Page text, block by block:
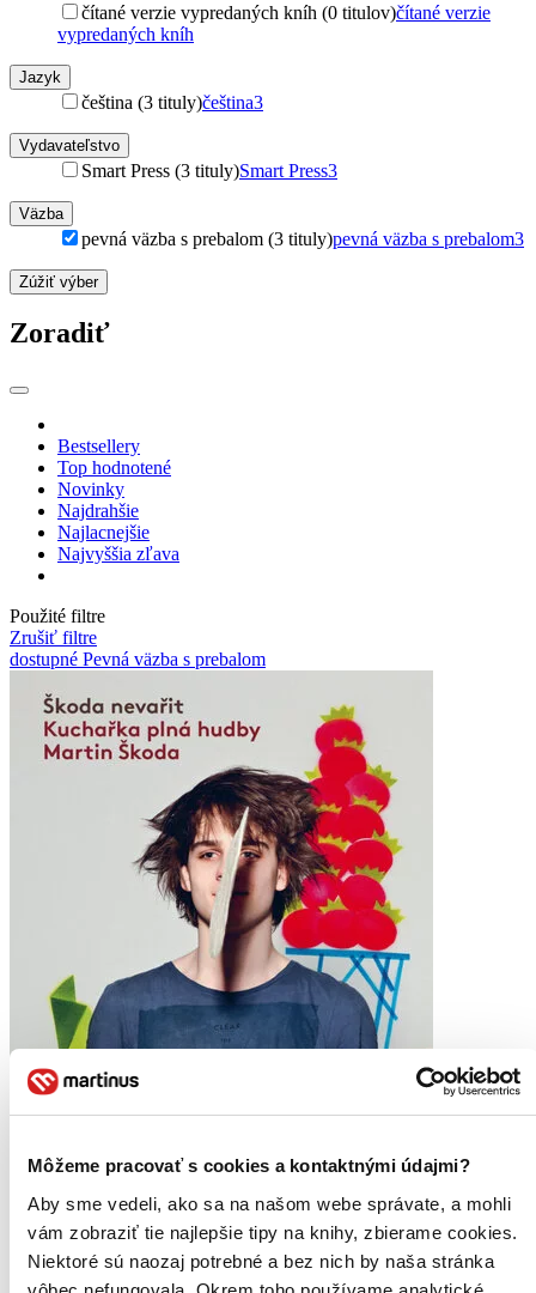
Môžeme pracovať s cookies a kontaktnými údajmi?
Aby sme vedeli, ako sa na našom webe správate, a mohli
vám zobraziť tie najlepšie tipy na knihy, zbierame cookies.
Niektoré sú naozaj potrebné a bez nich by naša stránka
čítané verzie vypredaných kníh (0 titulov)čítané verzie
vypredaných kníh
Jazyk
čeština (3 tituly)čeština3
Vydavateľstvo
Smart Press (3 tituly)Smart Press3
Väzba
pevná väzba s prebalom (3 tituly)pevná väzba s prebalom3
Zúžiť výber
Zoradiť
Bestsellery
Top hodnotené
Novinky
Najdrahšie
Najlacnejšie
Najvyššia zľava
Použité filtre
Zrušiť filtre
dostupné Pevná väzba s prebalom
Škoda nevařit Kuchařka plná hudby